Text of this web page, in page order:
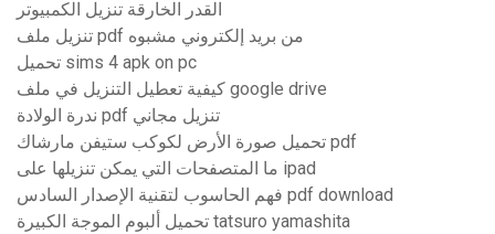
القدر الخارقة تنزيل الكمبيوتر
تنزيل ملف pdf من بريد إلكتروني مشبوه
تحميل sims 4 apk on pc
كيفية تعطيل التنزيل في ملف google drive
ندرة الولادة pdf تنزيل مجاني
تحميل صورة الأرض لكوكب ستيفن مارشاك pdf
ما المتصفحات التي يمكن تنزيلها على ipad
فهم الحاسوب لتقنية الإصدار السادس pdf download
تحميل ألبوم الموجة الكبيرة tatsuro yamashita